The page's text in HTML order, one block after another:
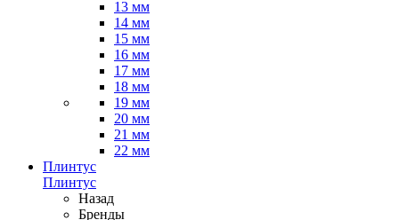
13 мм
14 мм
15 мм
16 мм
17 мм
18 мм
19 мм
20 мм
21 мм
22 мм
Плинтус
Плинтус
Назад
Бренды